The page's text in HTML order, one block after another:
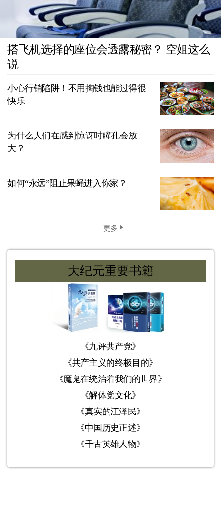
搭飞机选择的座位会透露秘密？ 空姐这么
说
小心行销陷阱！不用掏钱也能过得很
快乐
为什么人们在感到惊讶时瞳孔会放
大？
如何“永远”阻止果蝇进入你家？
更多
大纪元重要书籍
《九评共产党》
《共产主义的终极目的》
《魔鬼在统治着我们的世界》
《解体党文化》
《真实的江泽民》
《中国历史正述》
《千古英雄人物》